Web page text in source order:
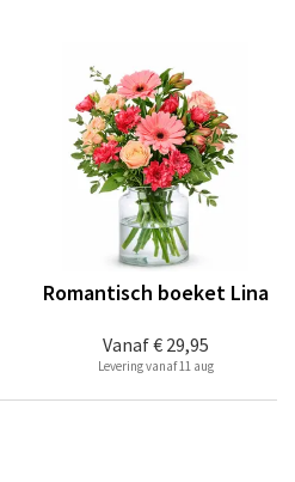
Vanaf€ 29,95
Romantisch boeket Lina
Levering vanaf 11 aug